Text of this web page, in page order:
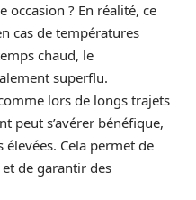
occasion ? En réalité, ce
cas de températures
chaud, le
superflu.
lors de longs trajets
peut s’avérer bénéfique,
Cela permet de
de garantir des